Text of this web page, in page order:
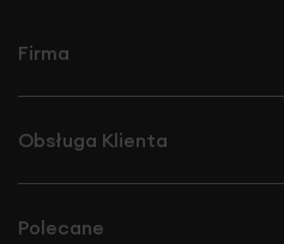
Firma
Obsługa Klienta
Polecane